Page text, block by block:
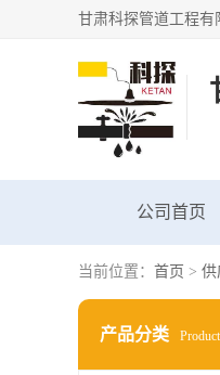
公司首页
当前位置： 首页 > 供
产品分类 Product